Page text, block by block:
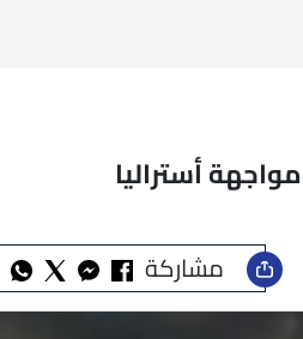
أستراليا
مشاركة